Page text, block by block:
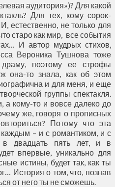
аудитория»)? Для какой
Для тех, кому сорок-
естественно, не только для
старо как мир, все события
И автор мудрых стихов,
Вероника Тушнова тоже
поэтому ее строфы
она-то знала, как об этом
и для меня, и еще
группы спектакля.
а кому-то и вовсе далеко до
же, говоря о прописных
Потому что эта
каждым – и с романтиком, и с
двадцать пять лет, и в
впервые, уникально для
истины, будет так, как ты
История о том, что, познав
от него ты не сможешь.